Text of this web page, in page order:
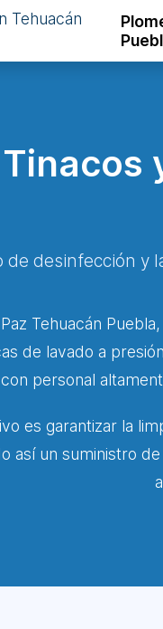
desinfección y
Paz Tehuacán
de lavado a
personal
es garantizar la
así un suministro